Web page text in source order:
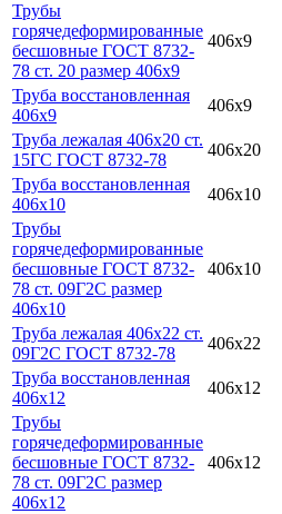
Трубы
горячедеформированные
бесшовные ГОСТ 8732-
78 ст. 20 размер 406х9
406х9
Труба восстановленная
406х9
406х9
Труба лежалая 406х20 ст.
15ГС ГОСТ 8732-78
406х20
Труба восстановленная
406х10
406х10
Трубы
горячедеформированные
бесшовные ГОСТ 8732-
78 ст. 09Г2С размер
406х10
406х10
Труба лежалая 406х22 ст.
09Г2С ГОСТ 8732-78
406х22
Труба восстановленная
406х12
406х12
Трубы
горячедеформированные
бесшовные ГОСТ 8732-
78 ст. 09Г2С размер
406х12
406х12